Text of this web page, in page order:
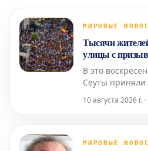
МИРОВЫЕ
Тысячи
улицы с
сдается!"
В это
Сеуты приняли
Конституции.
сложившуюся в
10 августа 2026 г.
МИРОВЫЕ